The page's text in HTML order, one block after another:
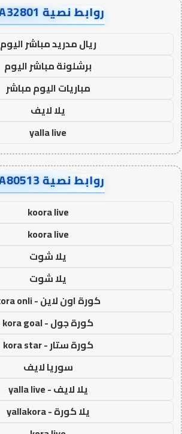
روابط نصية AA32801
ريال مدريد مباشر اليوم
برشلونة مباشر اليوم
مباريات اليوم مباشر
يلا لايف
yalla live
روابط نصية AA80513
koora live
koora live
يلا شوت
يلا شوت
كورة اون لاين - kora onli
كورة جول - kora goal
كورة ستار - kora star
سوريا لايف
يلا لايف - yalla live
يلا كورة - yallakora